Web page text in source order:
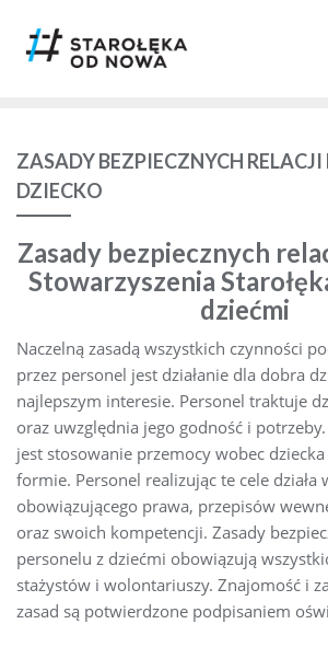
ZASADY BEZPIECZNYCH RELACJI
DZIECKO
Zasady bezpiecznych
Stowarzyszenia
dziećmi
Naczelną zasadą wszystkich czynności
przez personel jest działanie dla dobra
najlepszym interesie. Personel traktuje
oraz uwzględnia jego godność i
jest stosowanie przemocy wobec
formie. Personel realizując te cele działa
obowiązującego prawa, przepisów
oraz swoich kompetencji. Zasady
personelu z dziećmi obowiązują
stażystów i wolontariuszy. Znajomość i
zasad są potwierdzone podpisaniem